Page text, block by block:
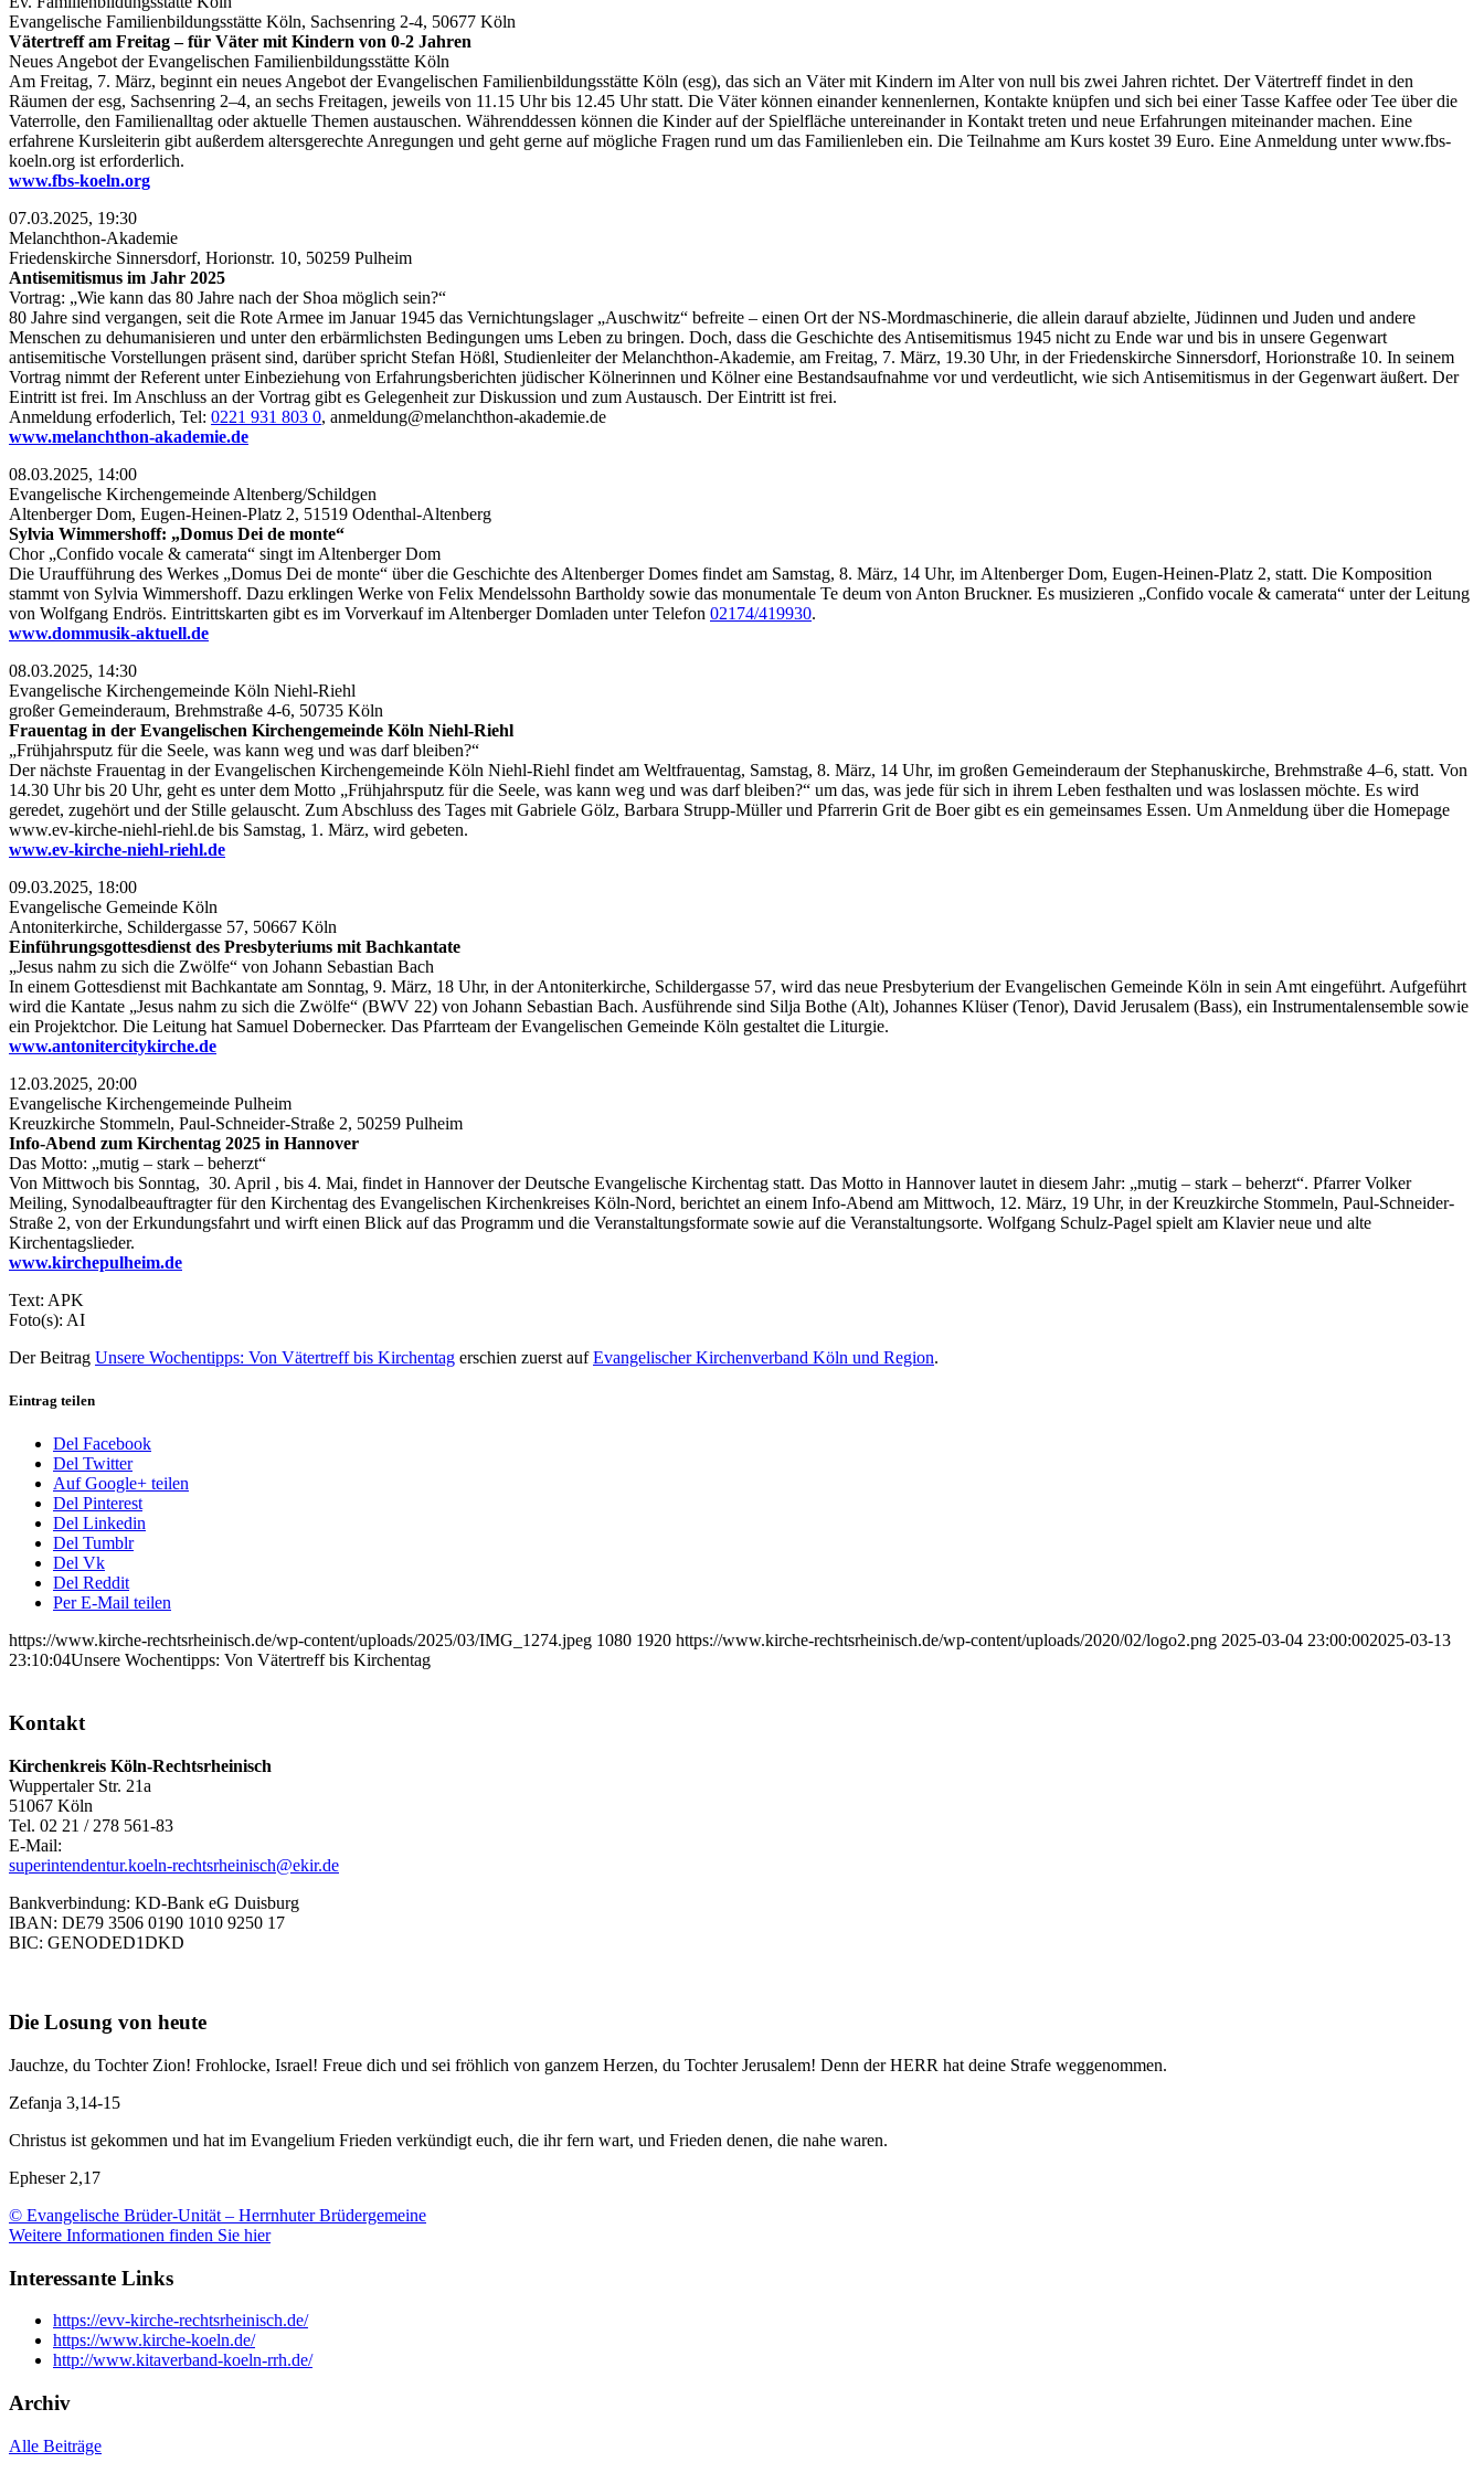
Evangelische Familienbildungsstätte Köln, Sachsenring 2-4, 50677 Köln
Vätertreff am Freitag – für Väter mit Kindern von 0-2 Jahren
Neues Angebot der Evangelischen Familienbildungsstätte Köln
Am Freitag, 7. März, beginnt ein neues Angebot der Evangelischen Familienbildungsstätte Köln (esg), das sich an Väter mit Kindern im Alter von null bis zwei Jahren richtet. Der Vätertreff findet in den
Räumen der esg, Sachsenring 2–4, an sechs Freitagen, jeweils von 11.15 Uhr bis 12.45 Uhr statt. Die Väter können einander kennenlernen, Kontakte knüpfen und sich bei einer Tasse Kaffee oder Tee über die
Vaterrolle, den Familienalltag oder aktuelle Themen austauschen. Währenddessen können die Kinder auf der Spielfläche untereinander in Kontakt treten und neue Erfahrungen miteinander machen. Eine
erfahrene Kursleiterin gibt außerdem altersgerechte Anregungen und geht gerne auf mögliche Fragen rund um das Familienleben ein. Die Teilnahme am Kurs kostet 39 Euro. Eine Anmeldung unter www.fbs-
koeln.org ist erforderlich.
www.fbs-koeln.org
07.03.2025, 19:30
Melanchthon-Akademie
Friedenskirche Sinnersdorf, Horionstr. 10, 50259 Pulheim
Antisemitismus im Jahr 2025
Vortrag: „Wie kann das 80 Jahre nach der Shoa möglich sein?“
80 Jahre sind vergangen, seit die Rote Armee im Januar 1945 das Vernichtungslager „Auschwitz“ befreite – einen Ort der NS-Mordmaschinerie, die allein darauf abzielte, Jüdinnen und Juden und andere
Menschen zu dehumanisieren und unter den erbärmlichsten Bedingungen ums Leben zu bringen. Doch, dass die Geschichte des Antisemitismus 1945 nicht zu Ende war und bis in unsere Gegenwart
antisemitische Vorstellungen präsent sind, darüber spricht Stefan Hößl, Studienleiter der Melanchthon-Akademie, am Freitag, 7. März, 19.30 Uhr, in der Friedenskirche Sinnersdorf, Horionstraße 10. In seinem
Vortrag nimmt der Referent unter Einbeziehung von Erfahrungsberichten jüdischer Kölnerinnen und Kölner eine Bestandsaufnahme vor und verdeutlicht, wie sich Antisemitismus in der Gegenwart äußert. Der
Eintritt ist frei. Im Anschluss an der Vortrag gibt es Gelegenheit zur Diskussion und zum Austausch. Der Eintritt ist frei.
Anmeldung erfoderlich, Tel: 0221 931 803 0, anmeldung@melanchthon-akademie.de
www.melanchthon-akademie.de
08.03.2025, 14:00
Evangelische Kirchengemeinde Altenberg/Schildgen
Altenberger Dom, Eugen-Heinen-Platz 2, 51519 Odenthal-Altenberg
Sylvia Wimmershoff: „Domus Dei de monte“
Chor „Confido vocale & camerata“ singt im Altenberger Dom
Die Uraufführung des Werkes „Domus Dei de monte“ über die Geschichte des Altenberger Domes findet am Samstag, 8. März, 14 Uhr, im Altenberger Dom, Eugen-Heinen-Platz 2, statt. Die Komposition
stammt von Sylvia Wimmershoff. Dazu erklingen Werke von Felix Mendelssohn Bartholdy sowie das monumentale Te deum von Anton Bruckner. Es musizieren „Confido vocale & camerata“ unter der Leitung
von Wolfgang Endrös. Eintrittskarten gibt es im Vorverkauf im Altenberger Domladen unter Telefon 02174/419930.
www.dommusik-aktuell.de
08.03.2025, 14:30
Evangelische Kirchengemeinde Köln Niehl-Riehl
großer Gemeinderaum, Brehmstraße 4-6, 50735 Köln
Frauentag in der Evangelischen Kirchengemeinde Köln Niehl-Riehl
„Frühjahrsputz für die Seele, was kann weg und was darf bleiben?“
Der nächste Frauentag in der Evangelischen Kirchengemeinde Köln Niehl-Riehl findet am Weltfrauentag, Samstag, 8. März, 14 Uhr, im großen Gemeinderaum der Stephanuskirche, Brehmstraße 4–6, statt. Von
14.30 Uhr bis 20 Uhr, geht es unter dem Motto „Frühjahrsputz für die Seele, was kann weg und was darf bleiben?“ um das, was jede für sich in ihrem Leben festhalten und was loslassen möchte. Es wird
geredet, zugehört und der Stille gelauscht. Zum Abschluss des Tages mit Gabriele Gölz, Barbara Strupp-Müller und Pfarrerin Grit de Boer gibt es ein gemeinsames Essen. Um Anmeldung über die Homepage
www.ev-kirche-niehl-riehl.de bis Samstag, 1. März, wird gebeten.
www.ev-kirche-niehl-riehl.de
09.03.2025, 18:00
Evangelische Gemeinde Köln
Antoniterkirche, Schildergasse 57, 50667 Köln
Einführungsgottesdienst des Presbyteriums mit Bachkantate
„Jesus nahm zu sich die Zwölfe“ von Johann Sebastian Bach
In einem Gottesdienst mit Bachkantate am Sonntag, 9. März, 18 Uhr, in der Antoniterkirche, Schildergasse 57, wird das neue Presbyterium der Evangelischen Gemeinde Köln in sein Amt eingeführt. Aufgeführt
wird die Kantate „Jesus nahm zu sich die Zwölfe“ (BWV 22) von Johann Sebastian Bach. Ausführende sind Silja Bothe (Alt), Johannes Klüser (Tenor), David Jerusalem (Bass), ein Instrumentalensemble sowie
ein Projektchor. Die Leitung hat Samuel Dobernecker. Das Pfarrteam der Evangelischen Gemeinde Köln gestaltet die Liturgie.
www.antonitercitykirche.de
12.03.2025, 20:00
Evangelische Kirchengemeinde Pulheim
Kreuzkirche Stommeln, Paul-Schneider-Straße 2, 50259 Pulheim
Info-Abend zum Kirchentag 2025 in Hannover
Das Motto: „mutig – stark – beherzt“
Von Mittwoch bis Sonntag, 30. April , bis 4. Mai, findet in Hannover der Deutsche Evangelische Kirchentag statt. Das Motto in Hannover lautet in diesem Jahr: „mutig – stark – beherzt“. Pfarrer Volker
Meiling, Synodalbeauftragter für den Kirchentag des Evangelischen Kirchenkreises Köln-Nord, berichtet an einem Info-Abend am Mittwoch, 12. März, 19 Uhr, in der Kreuzkirche Stommeln, Paul-Schneider-
Straße 2, von der Erkundungsfahrt und wirft einen Blick auf das Programm und die Veranstaltungsformate sowie auf die Veranstaltungsorte. Wolfgang Schulz-Pagel spielt am Klavier neue und alte
Kirchentagslieder.
www.kirchepulheim.de
Text: APK
Foto(s): AI
Der Beitrag Unsere Wochentipps: Von Vätertreff bis Kirchentag erschien zuerst aufEvangelischer Kirchenverband Köln und Region.
Eintrag teilen
Del Facebook
Del Twitter
Auf Google+ teilen
Del Pinterest
Del Linkedin
Del Tumblr
Del Vk
Del Reddit
Per E-Mail teilen
https://www.kirche-rechtsrheinisch.de/wp-content/uploads/2025/03/IMG_1274.jpeg 1080 1920 https://www.kirche-rechtsrheinisch.de/wp-content/uploads/2020/02/logo2.png 2025-03-04 23:00:002025-03-13
23:10:04Unsere Wochentipps: Von Vätertreff bis Kirchentag
Kontakt
Kirchenkreis Köln-Rechtsrheinisch
Wuppertaler Str. 21a
51067 Köln
Tel. 02 21 / 278 561-83
E-Mail:
superintendentur.koeln-rechtsrheinisch@ekir.de
Bankverbindung: KD-Bank eG Duisburg
IBAN: DE79 3506 0190 1010 9250 17
BIC: GENODED1DKD
Die Losung von heute
Jauchze, du Tochter Zion! Frohlocke, Israel! Freue dich und sei fröhlich von ganzem Herzen, du Tochter Jerusalem! Denn der HERR hat deine Strafe weggenommen.
Zefanja 3,14-15
Christus ist gekommen und hat im Evangelium Frieden verkündigt euch, die ihr fern wart, und Frieden denen, die nahe waren.
Epheser 2,17
© Evangelische Brüder-Unität – Herrnhuter Brüdergemeine
Weitere Informationen finden Sie hier
Interessante Links
https://evv-kirche-rechtsrheinisch.de/
https://www.kirche-koeln.de/
http://www.kitaverband-koeln-rrh.de/
Archiv
Alle Beiträge